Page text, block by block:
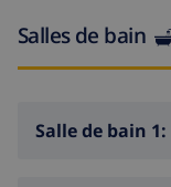
Salles de bain
Salle de bain 1: